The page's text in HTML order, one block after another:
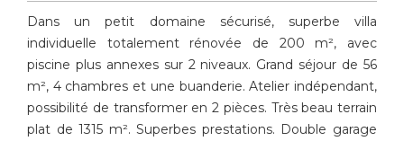
Dans un petit domaine sécurisé, superbe villa
individuelle totalement rénovée de 200 m², avec
piscine plus annexes sur 2 niveaux. Grand séjour de 56
m², 4 chambres et une buanderie. Atelier indépendant,
possibilité de transformer en 2 pièces. Très beau terrain
plat de 1315 m². Superbes prestations. Double garage